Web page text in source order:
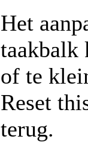
Het
taakbalk
of te
Reset
terug.